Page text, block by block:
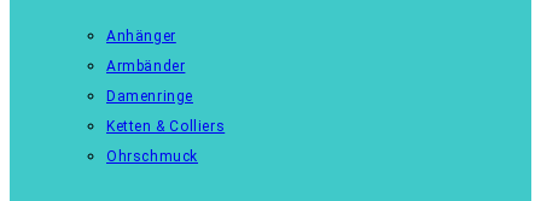
Anhänger
Armbänder
Damenringe
Ketten & Colliers
Ohrschmuck